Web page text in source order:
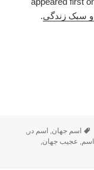
و سبک زندگی.
برچسب‌ها
اسم جهان, اسم در,
, عجیب جهان,